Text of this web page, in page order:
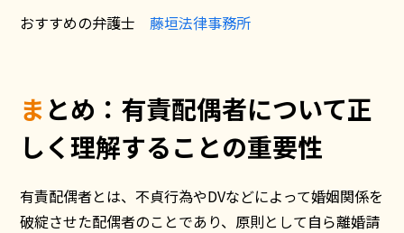
おすすめの弁護士 藤垣法律事務所
まとめ：有責配偶者について正
しく理解することの重要性
有責配偶者とは、不貞行為やDVなどによって婚姻関係を
破綻させた配偶者のことであり、原則として自ら離婚請